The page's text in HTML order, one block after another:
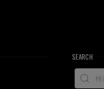
SEARCH